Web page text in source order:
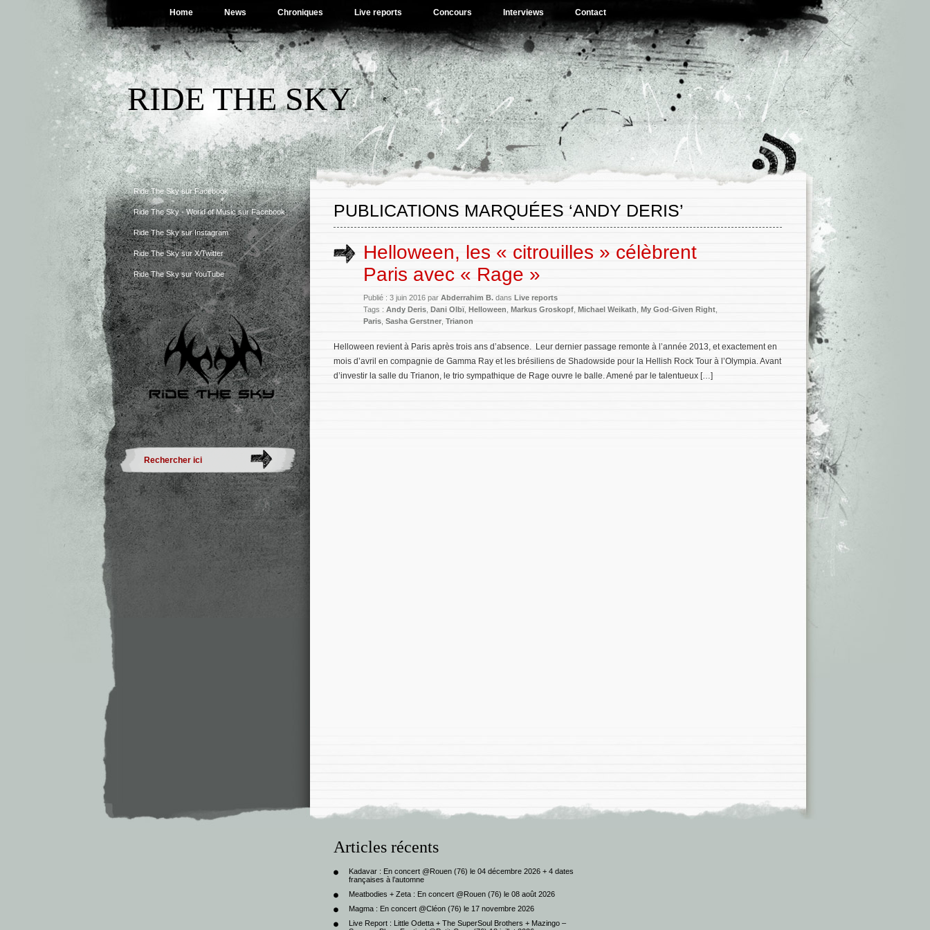
Home News Chroniques Live reports Concours Interviews Contact
RIDE THE SKY
Ride The Sky sur Facebook
Ride The Sky - World of Music sur Facebook
Ride The Sky sur Instagram
Ride The Sky sur X/Twitter
Ride The Sky sur YouTube
PUBLICATIONS MARQUÉES ‘ANDY DERIS’
Helloween, les « citrouilles » célèbrent
Paris avec « Rage »
Publié : 3 juin 2016 par Abderrahim B. dans Live reports
Tags : Andy Deris Dani Olbï, Helloween Markus Groskopf Michael Weikath My God-Given Right
Paris Sasha Gerstner Trianon
Helloween revient à Paris après trois ans d’absence. Leur dernier passage remonte à l’année 2013, et exactement en
mois d’avril en compagnie de Gamma Ray et les brésiliens de Shadowside pour la Hellish Rock Tour à l’Olympia. Avant
d’investir la salle du Trianon, le trio sympathique de Rage ouvre le balle. Amené par le talentueux […]
Articles récents
Kadavar : En concert @Rouen (76) le 04 décembre 2026 + 4 dates
françaises à l’automne
Meatbodies + Zeta : En concert @Rouen (76) le 08 août 2026
Magma : En concert @Cléon (76) le 17 novembre 2026
Live Report : Little Odetta + The SuperSoul Brothers + Mazingo –